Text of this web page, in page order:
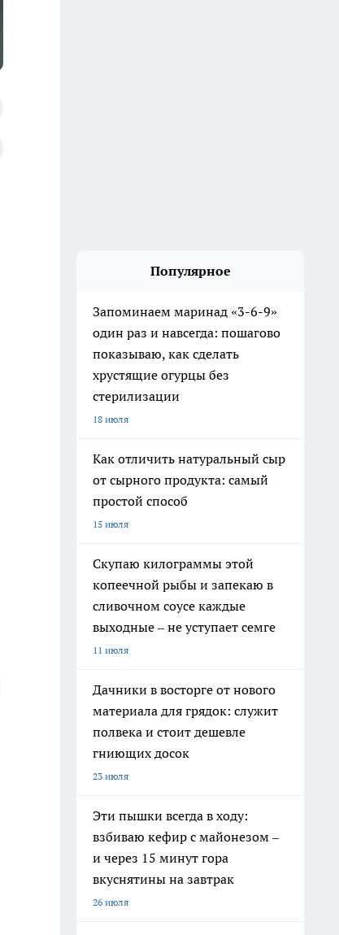
Популярное
Запоминаем маринад «3-6-9»
один раз и навсегда: пошагово
показываю, как сделать
хрустящие огурцы без
стерилизации
18 июля
Как отличить натуральный сыр
от сырного продукта: самый
простой способ
15 июля
Скупаю килограммы этой
копеечной рыбы и запекаю в
сливочном соусе каждые
выходные – не уступает семге
11 июля
Дачники в восторге от нового
материала для грядок: служит
полвека и стоит дешевле
гниющих досок
23 июля
Эти пышки всегда в ходу:
взбиваю кефир с майонезом –
и через 15 минут гора
вкуснятины на завтрак
26 июля